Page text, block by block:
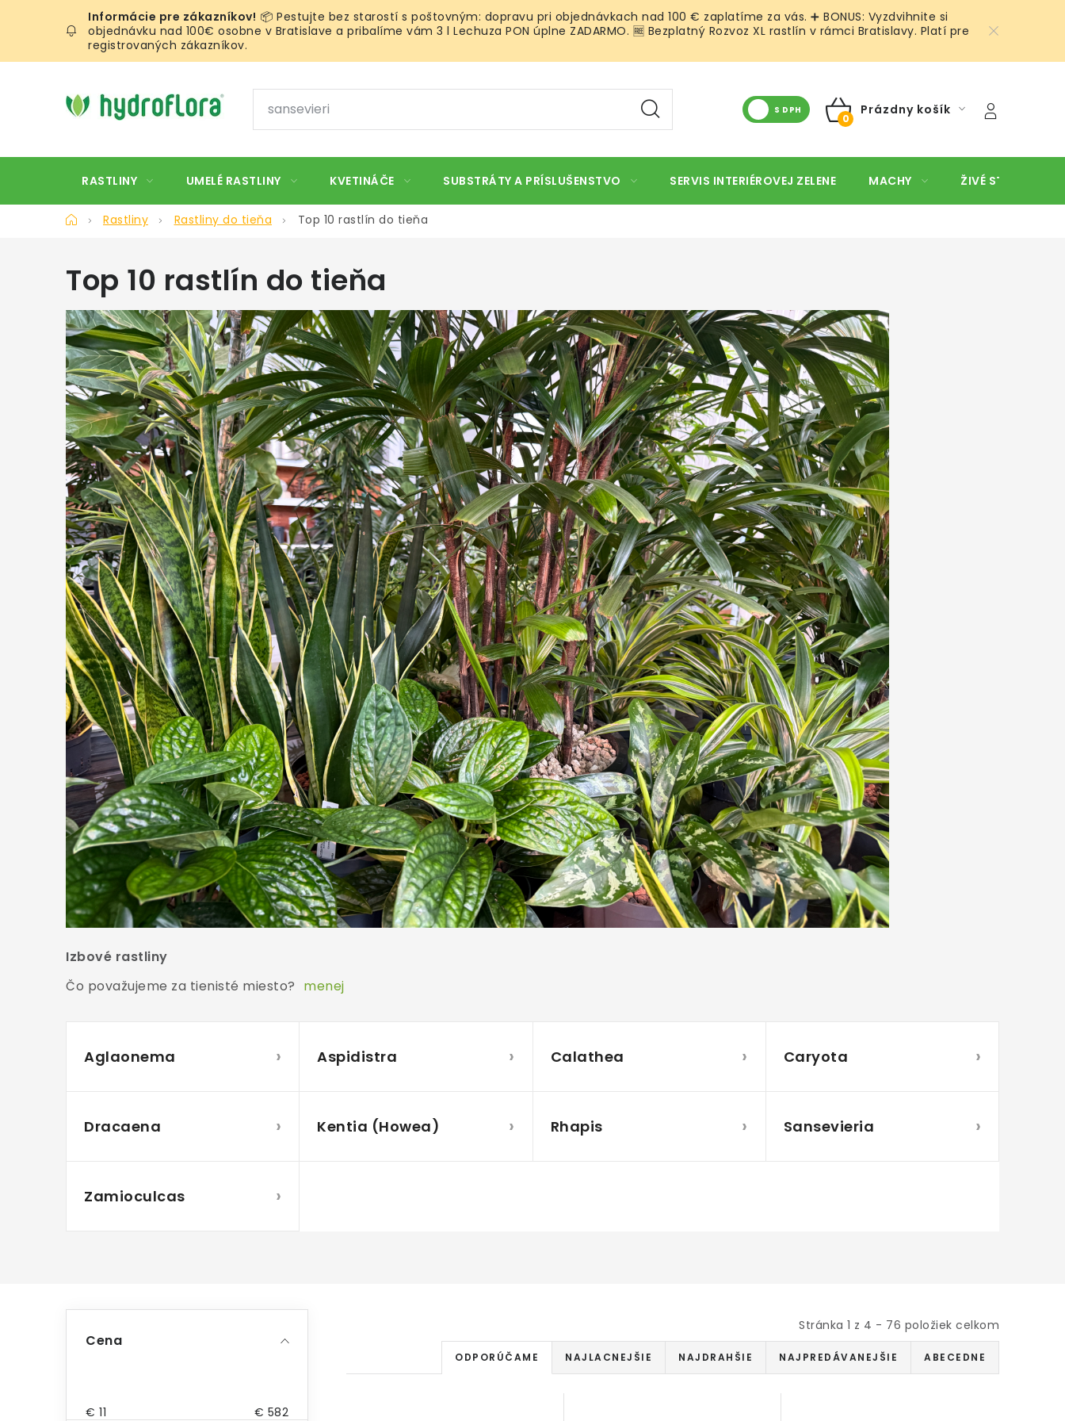
📦 Pestujte bez starostí s poštovným: dopravu pri objednávkach nad 100 € zaplatíme za vás. ➕ BONUS: Vyzdvihnite si
objednávku nad 100€ osobne v Bratislave a pribalíme vám 3 l Lechuza PON úplne ZADARMO. 🆓 Bezplatný Rozvoz XL rastlín v rámci Bratislavy. Platí pre
registrovaných zákazníkov.
S DPH
NÁKUPNÝ
Prázdny košík
RASTLINY UMELÉ RASTLINY KVETINÁČE SUBSTRÁTY A PRÍSLUŠENSTVO SERVIS INTERIÉROVEJ ZELENE MACHY ŽIVÉ STENY
DomovRastliny Rastliny do tieňa Top 10 rastlín do tieňa
Top 10 rastlín do tieňa
Izbové rastliny
Čo považujeme za tienisté miesto? menej
Aglaonema › Aspidistra › Calathea › Caryota ›
Dracaena › Kentia (Howea) › Rhapis › Sansevieria ›
Zamioculcas ›
n
Cena
€ 11 € 582
Stránka 1 z 4 - 76 položiek celkom
R
a
ODPORÚČAME NAJLACNEJŠIE NAJDRAHŠIE NAJPREDÁVANEJŠIE ABECEDNE